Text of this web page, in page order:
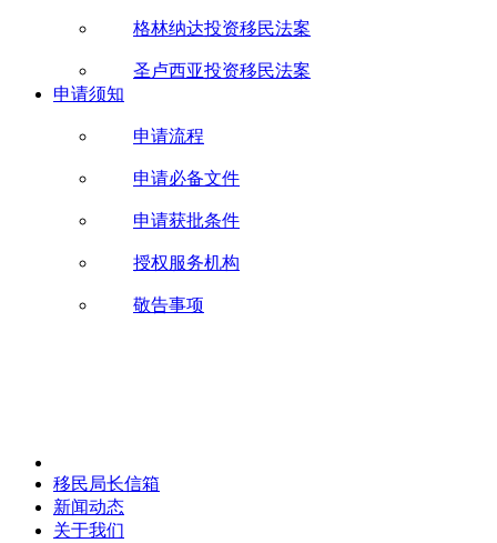
格林纳达投资移民法案
圣卢西亚投资移民法案
申请须知
申请流程
申请必备文件
申请获批条件
授权服务机构
敬告事项
移民局长信箱
新闻动态
关于我们